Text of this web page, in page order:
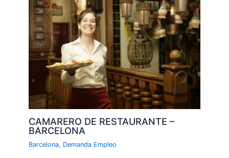
CAMARERO DE RESTAURANTE –
BARCELONA
Barcelona, Demanda Empleo